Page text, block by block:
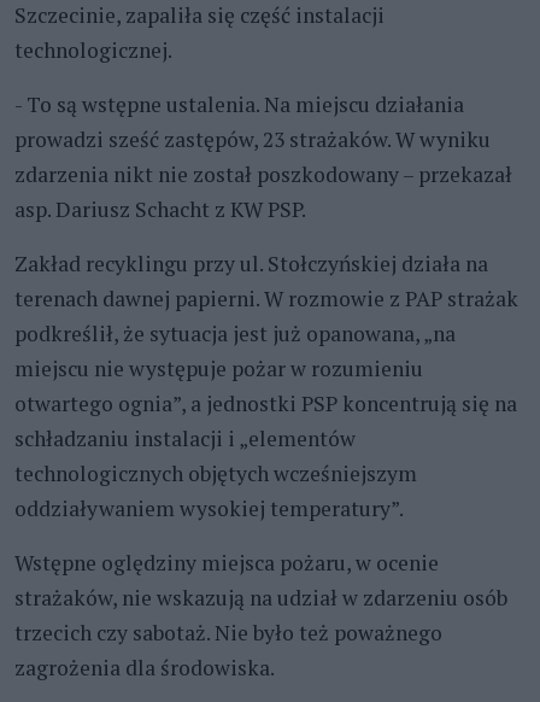
Szczecinie, zapaliła się część instalacji
technologicznej.
- To są wstępne ustalenia. Na miejscu działania
prowadzi sześć zastępów, 23 strażaków. W wyniku
zdarzenia nikt nie został poszkodowany – przekazał
asp. Dariusz Schacht z KW PSP.
Zakład recyklingu przy ul. Stołczyńskiej działa na
terenach dawnej papierni. W rozmowie z PAP strażak
podkreślił, że sytuacja jest już opanowana, „na
miejscu nie występuje pożar w rozumieniu
otwartego ognia”, a jednostki PSP koncentrują się na
schładzaniu instalacji i „elementów
technologicznych objętych wcześniejszym
oddziaływaniem wysokiej temperatury”.
Wstępne oględziny miejsca pożaru, w ocenie
strażaków, nie wskazują na udział w zdarzeniu osób
trzecich czy sabotaż. Nie było też poważnego
zagrożenia dla środowiska.